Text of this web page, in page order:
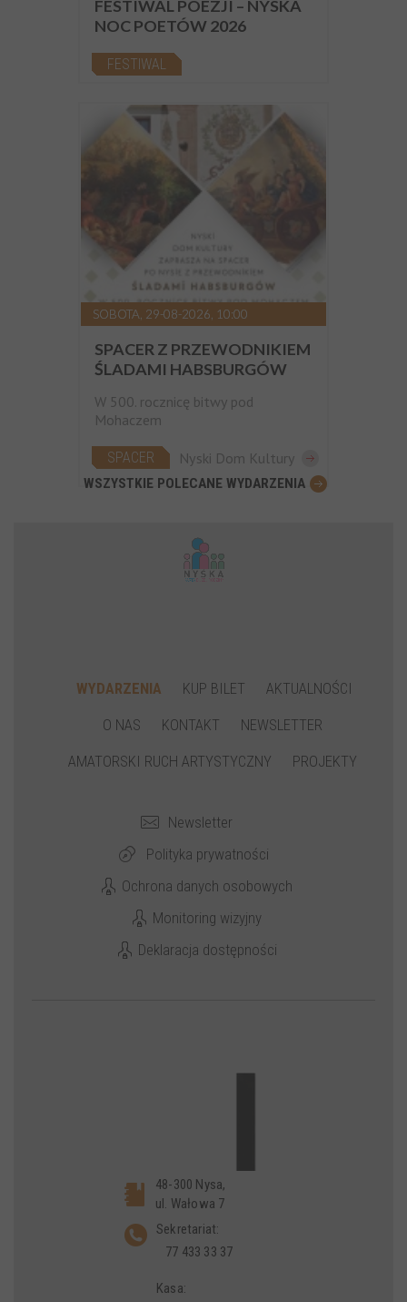
FESTIWAL POEZJI – NYSKA
NOC POETÓW 2026
FESTIWAL
SOBOTA, 29-08-2026, 10:00
SPACER Z PRZEWODNIKIEM
ŚLADAMI HABSBURGÓW
W 500. rocznicę bitwy pod
Mohaczem
SPACER Nyski Dom Kultury
WSZYSTKIE POLECANE WYDARZENIA
WYDARZENIA KUP BILET
AKTUALNOŚCI
O NAS
KONTAKT
NEWSLETTER
AMATORSKI RUCH ARTYSTYCZNY
PROJEKTY
Newsletter
Polityka prywatności
Ochrona danych osobowych
Monitoring wizyjny
Deklaracja dostępności
48-300 Nysa,
ul. Wałowa 7
Sekretariat:
77 433 33 37
Kasa: